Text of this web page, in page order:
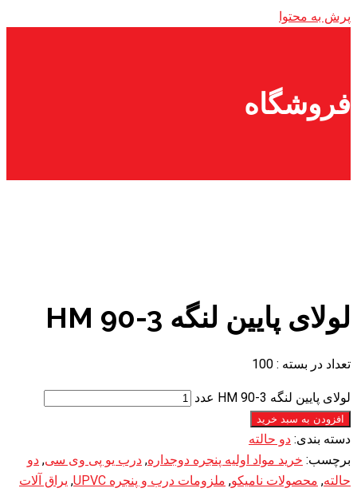
پرش به محتوا
فروشگاه
لولای پایین لنگه HM 90-3
تعداد در بسته : 100
لولای پایین لنگه HM 90-3 عدد
افزودن به سبد خرید
دسته بندی: دو حالته
برچسب: خرید مواد اولیه پنجره دوجداره, درب یو پی وی سی, دو
حالته, محصولات نامیکو, ملزومات درب و پنجره UPVC , یراق آلات